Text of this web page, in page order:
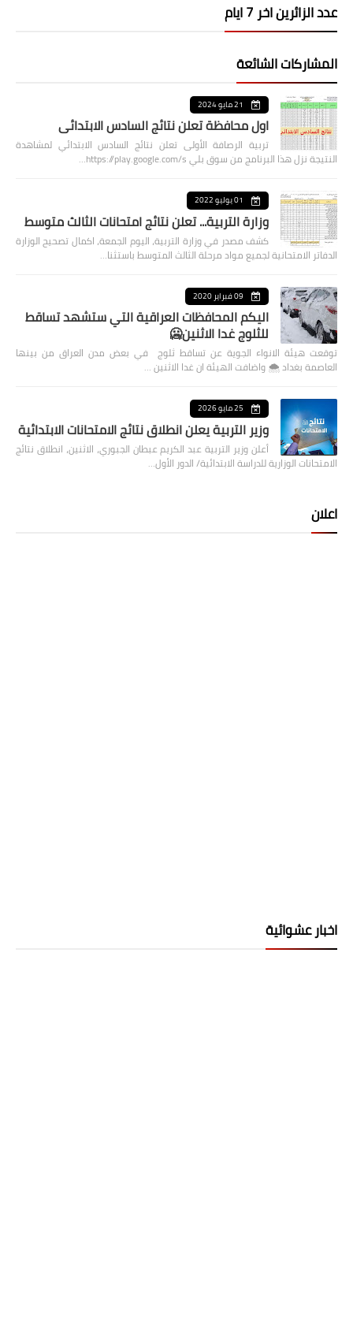
عدد الزائرين اخر 7 ايام
المشاركات الشائعة
21 مايو 2024
اول محافظة تعلن نتائج السادس الابتدائي
تربية الرصافة الأولى تعلن نتائج السادس الابتدائي لمشاهدة
النتيجة نزل هذا البرنامج من سوق بلي https://play.google.com/s…
01 يوليو 2022
وزارة التربية... تعلن نتائج امتحانات الثالث متوسط
كشف مصدر في وزارة التربية، اليوم الجمعة، اكمال تصحيح الوزارة
الدفاتر الامتحانية لجميع مواد مرحلة الثالث المتوسط باستثنا…
09 فبراير 2020
اليكم المحافظات العراقية التي ستشهد تساقط
للثلوج غدا الاثنين🥶
توقعت هيئة الانواء الجوية عن تساقط ثلوج في بعض مدن العراق من بينها
العاصمة بغداد ⁦🌨️⁩ واضافت الهيئة ان غدا الاثنين …
25 مايو 2026
وزير التربية يعلن انطلاق نتائج الامتحانات الابتدائية
أعلن وزير التربية عبد الكريم عبطان الجبوري، الاثنين، انطلاق نتائج
الامتحانات الوزارية للدراسة الابتدائية/ الدور الأول…
اعلان
اخبار عشوائية